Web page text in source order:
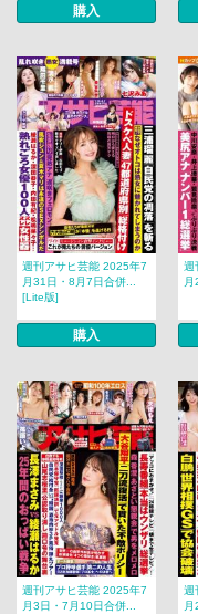
購入
週刊アサヒ芸能 2025年7
月31日・8月7日合併...
[Lite版]
購入
週
週刊アサヒ芸能 2025年7
月3日・7月10日合併...
週